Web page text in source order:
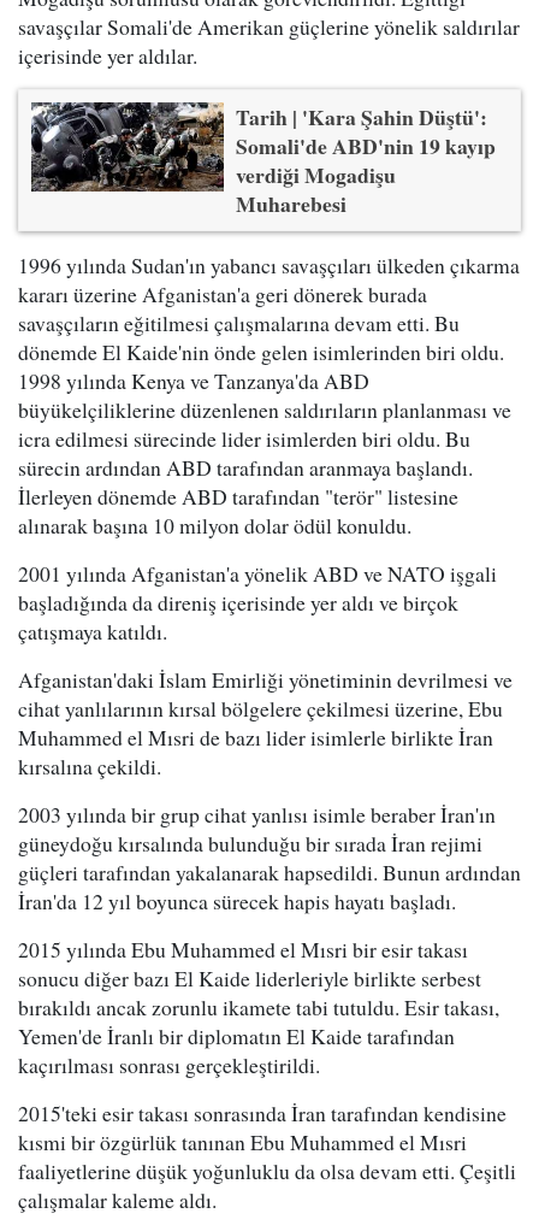
savaşçılar Somali'de Amerikan güçlerine yönelik saldırılar
içerisinde yer aldılar.
Tarih | 'Kara Şahin Düştü':
Somali'de ABD'nin 19 kayıp
verdiği Mogadişu
Muharebesi
1996 yılında Sudan'ın yabancı savaşçıları ülkeden çıkarma
kararı üzerine Afganistan'a geri dönerek burada
savaşçıların eğitilmesi çalışmalarına devam etti. Bu
dönemde El Kaide'nin önde gelen isimlerinden biri oldu.
1998 yılında Kenya ve Tanzanya'da ABD
büyükelçiliklerine düzenlenen saldırıların planlanması ve
icra edilmesi sürecinde lider isimlerden biri oldu. Bu
sürecin ardından ABD tarafından aranmaya başlandı.
İlerleyen dönemde ABD tarafından "terör" listesine
alınarak başına 10 milyon dolar ödül konuldu.
2001 yılında Afganistan'a yönelik ABD ve NATO işgali
başladığında da direniş içerisinde yer aldı ve birçok
çatışmaya katıldı.
Afganistan'daki İslam Emirliği yönetiminin devrilmesi ve
cihat yanlılarının kırsal bölgelere çekilmesi üzerine, Ebu
Muhammed el Mısri de bazı lider isimlerle birlikte İran
kırsalına çekildi.
2003 yılında bir grup cihat yanlısı isimle beraber İran'ın
güneydoğu kırsalında bulunduğu bir sırada İran rejimi
güçleri tarafından yakalanarak hapsedildi. Bunun ardından
İran'da 12 yıl boyunca sürecek hapis hayatı başladı.
2015 yılında Ebu Muhammed el Mısri bir esir takası
sonucu diğer bazı El Kaide liderleriyle birlikte serbest
bırakıldı ancak zorunlu ikamete tabi tutuldu. Esir takası,
Yemen'de İranlı bir diplomatın El Kaide tarafından
kaçırılması sonrası gerçekleştirildi.
2015'teki esir takası sonrasında İran tarafından kendisine
kısmi bir özgürlük tanınan Ebu Muhammed el Mısri
faaliyetlerine düşük yoğunluklu da olsa devam etti. Çeşitli
çalışmalar kaleme aldı.